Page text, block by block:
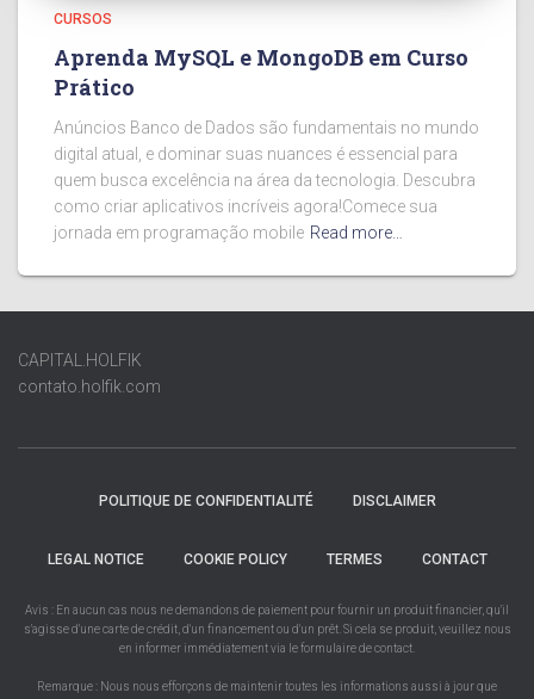
CURSOS
Aprenda MySQL e MongoDB em Curso
Prático
Anúncios Banco de Dados são fundamentais no mundo
digital atual, e dominar suas nuances é essencial para
quem busca excelência na área da tecnologia. Descubra
como criar aplicativos incríveis agora!Comece sua
jornada em programação mobile Read more…
CAPITAL.HOLFIK
contato.holfik.com
POLITIQUE DE CONFIDENTIALITÉ DISCLAIMER
LEGAL NOTICE COOKIE POLICY TERMES CONTACT
Avis : En aucun cas nous ne demandons de paiement pour fournir un produit financier, qu'il
s'agisse d'une carte de crédit, d'un financement ou d'un prêt. Si cela se produit, veuillez nous
en informer immédiatement via le formulaire de contact.
Remarque : Nous nous efforçons de maintenir toutes les informations aussi à jour que